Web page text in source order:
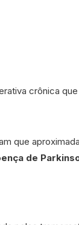
crônica
que
de